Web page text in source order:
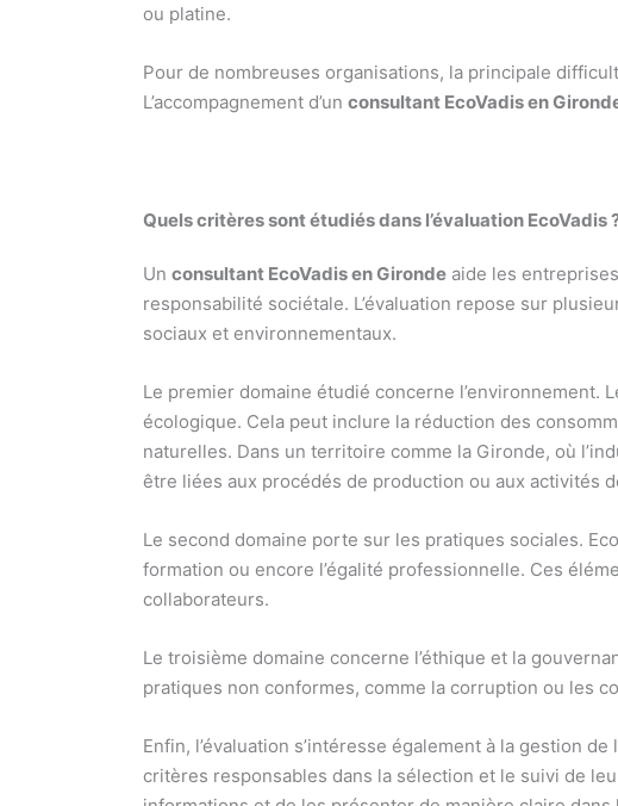
ou platine.
Pour de nombreuses organisations, la principale
L’accompagnement d’unconsultant EcoVadis en
Quels critères sont étudiés dans l’évaluation EcoVadis
Unconsultant EcoVadis en Gironde aide les
responsabilité sociétale. L’évaluation repose sur
sociaux et environnementaux.
Le premier domaine étudié concerne
écologique. Cela peut inclure la réduction des
naturelles. Dans un territoire comme la Gironde, où
être liées aux procédés de production ou aux activités
Le second domaine porte sur les pratiques sociales.
formation ou encore l’égalité professionnelle. Ces
collaborateurs.
Le troisième domaine concerne l’éthique et la
pratiques non conformes, comme la corruption ou les
Enfin, l’évaluation s’intéresse également à la gestion
critères responsables dans la sélection et le suivi de